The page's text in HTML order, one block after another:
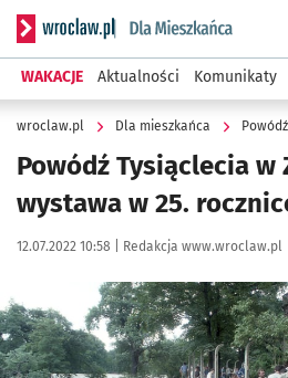
Serwis informacyjny wroclaw.pl
WAKACJE Aktualności Komunikaty
wroclaw.pl Dla mieszkańca
Powódź Tysiąclecia w
wystawa w 25.
Data publikacji:
12.07.2022 10:58 | Autor:
Redakcja www.wroclaw.pl
Kliknij, aby zobaczyć galerię